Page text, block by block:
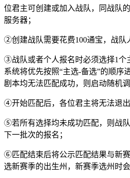
位君主可创建或加入战队，同战队
服务器；
②创建战队需要花费100通宝，战队
③战队或者个人报名时必须选择1个
系统将优先按照“主选-备选”的顺序
剧本均无法匹配成功，则启动随机调
④开始匹配后，各位君主将无法退出
⑤若所有选择均未成功匹配，则战
下一批次的报名；
⑥匹配结束后将公示匹配结果与新
选新赛季的出生州，新赛季选州时